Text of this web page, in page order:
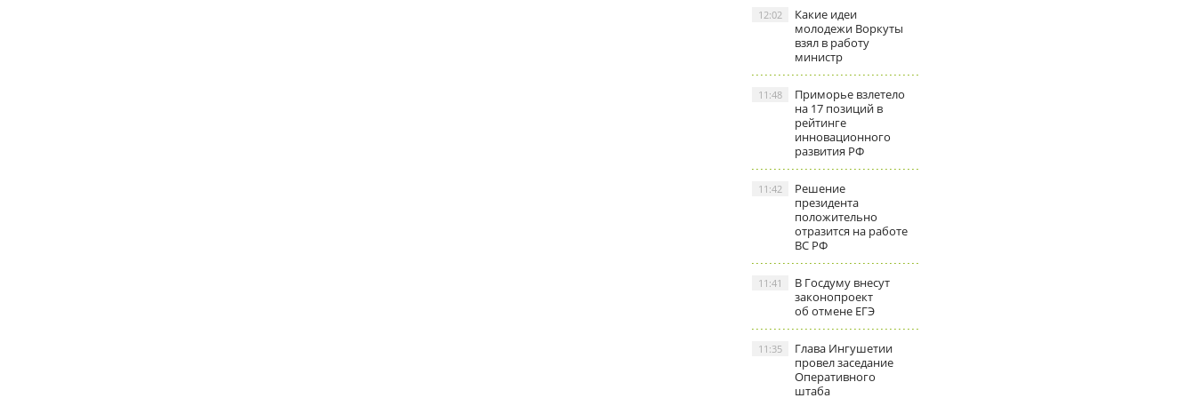
Какие идеи
молодежи Воркуты
взял в работу
министр
12:02
Приморье взлетело
на 17 позиций в
рейтинге
инновационного
развития РФ
11:48
Решение
президента
положительно
отразится на работе
ВС РФ
11:42
В Госдуму внесут
законопроект
об отмене ЕГЭ
11:41
Глава Ингушетии
провел заседание
Оперативного
штаба
11:35